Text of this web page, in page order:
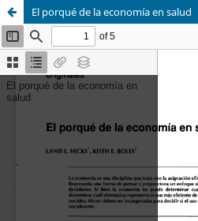
El porqué de la economía en salud